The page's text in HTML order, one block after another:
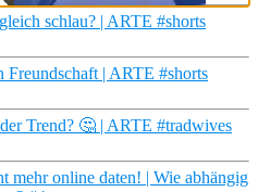
schlau? | ARTE #shorts
Freundschaft | ARTE #shorts
Trend? 🤔 | ARTE #tradwives
mehr online daten! | Wie abhängig